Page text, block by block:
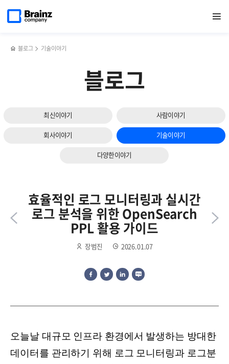
열기
페이지로
블로그 기술이야기
블로그
최신이야기 사람이야기
회사이야기 기술이야기
다양한이야기
시스템
BRMS)
효율적인 로그 모니터링과 실시간
로그 분석을 위한 OpenSearch
PPL 활용 가이드
장범진 2026.01.07
신년회
오늘날 대규모 인프라 환경에서 발생하는 방대한
데이터를 관리하기 위해 로그 모니터링과 로그분
다음
슬라이드